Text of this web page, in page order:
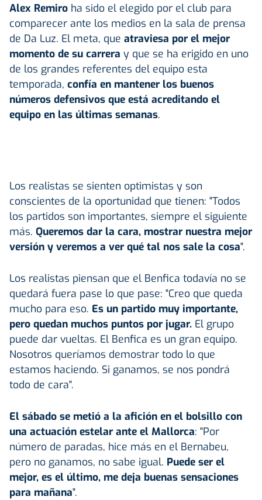
Alex Remiro ha sido el elegido por el club para
comparecer ante los medios en la sala de prensa
de Da Luz. El meta, que atraviesa por el mejor
momento de su carrera y que se ha erigido en uno
de los grandes referentes del equipo esta
temporada, confía en mantener los buenos
números defensivos que está acreditando el
equipo en las últimas semanas.
Los realistas se sienten optimistas y son
conscientes de la oportunidad que tienen: "Todos
los partidos son importantes, siempre el siguiente
más. Queremos dar la cara, mostrar nuestra mejor
versión y veremos a ver qué tal nos sale la cosa".
Los realistas piensan que el Benfica todavía no se
quedará fuera pase lo que pase: "Creo que queda
mucho para eso. Es un partido muy importante,
pero quedan muchos puntos por jugar. El grupo
puede dar vueltas. El Benfica es un gran equipo.
Nosotros queríamos demostrar todo lo que
estamos haciendo. Si ganamos, se nos pondrá
todo de cara".
El sábado se metió a la afición en el bolsillo con
una actuación estelar ante el Mallorca: "Por
número de paradas, hice más en el Bernabeu,
pero no ganamos, no sabe igual. Puede ser el
mejor, es el último, me deja buenas sensaciones
para mañana".